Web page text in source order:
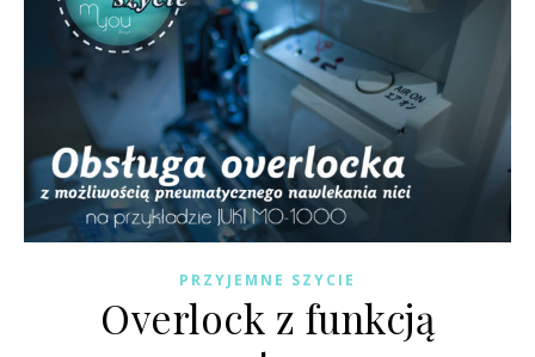
PRZYJEMNE SZYCIE
Overlock z funkcją